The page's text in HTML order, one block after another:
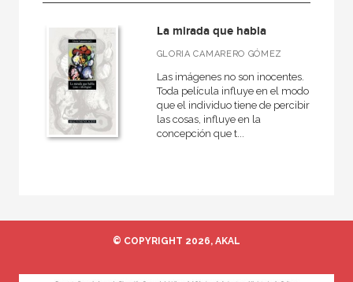
Cine
MATERIAS
Cine
Diseño
Artes plásticas y Manualidades
La mirada que habla
GLORIA CAMARERO GÓMEZ
Las imágenes no son inocentes.
Toda película influye en el modo
que el individuo tiene de percibir
las cosas, influye en la
concepción que t...
© COPYRIGHT 2026, AKAL